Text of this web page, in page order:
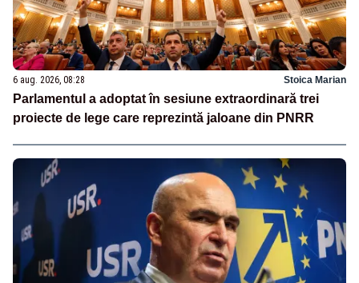
6 aug. 2026, 08:28 Stoica Marian
Parlamentul a adoptat în sesiune extraordinară trei
proiecte de lege care reprezintă jaloane din PNRR